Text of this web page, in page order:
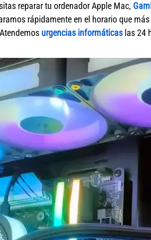
reparar tu ordenador Apple Mac,
rápidamente en el horario que
urgencias informáticas las 24